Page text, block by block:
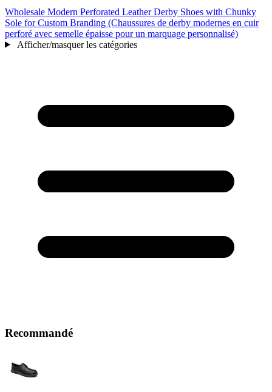
Wholesale Modern Perforated Leather Derby Shoes with Chunky
Sole for Custom Branding (Chaussures de derby modernes en cuir
perforé avec semelle épaisse pour un marquage personnalisé)
Afficher/masquer les catégories
Recommandé